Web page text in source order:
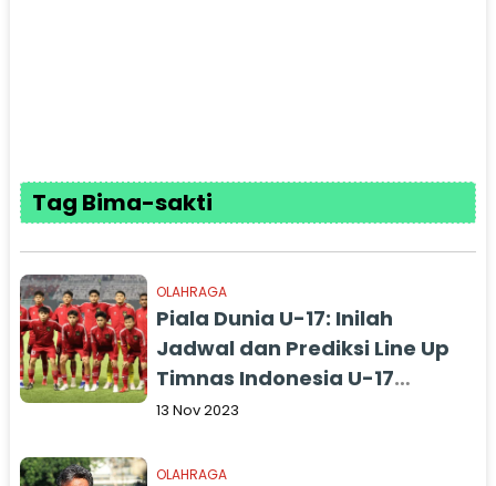
Tag Bima-sakti
OLAHRAGA
Piala Dunia U-17: Inilah
Jadwal dan Prediksi Line Up
Timnas Indonesia U-17
Melawan Panama Malam Ini
13 Nov 2023
OLAHRAGA